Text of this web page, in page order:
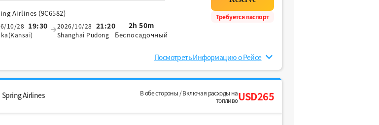
Airlines (9C6582)
10/28 19:30 2026/10/28 21:20
Shanghai Pudong
2h 50m
Беспосадочный
Требуется паспорт
Посмотреть Информацию о Рейсе
Spring Airlines
В обе стороны / Включая расходы на
топливоUSD265